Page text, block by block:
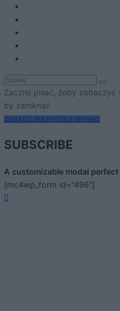
Zacznij pisać, żeby zobaczyć
by zamknąć
ZOBACZ WSZYSTKIE WYNIKI
SUBSCRIBE
A customizable modal
[mc4wp_form id="496"]